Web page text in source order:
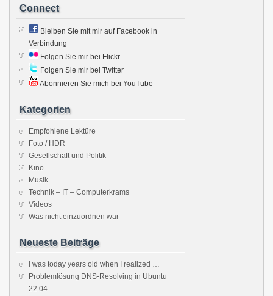
Connect
Bleiben Sie mit mir auf Facebook in
Verbindung
Folgen Sie mir bei Flickr
Folgen Sie mir bei Twitter
Abonnieren Sie mich bei YouTube
Kategorien
Empfohlene Lektüre
Foto / HDR
Gesellschaft und Politik
Kino
Musik
Technik – IT – Computerkrams
Videos
Was nicht einzuordnen war
Neueste Beiträge
I was today years old when I realized …
Problemlösung DNS-Resolving in Ubuntu
22.04